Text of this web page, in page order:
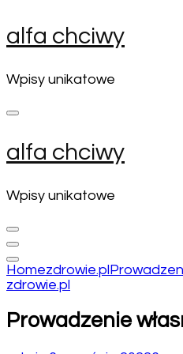
Skip
to
(Press
Enter)
alfa chciwy
Wpisy unikatowe
alfa chciwy
Wpisy unikatowe
Homezdrowie.pl
zdrowie.pl
Prowadzenie